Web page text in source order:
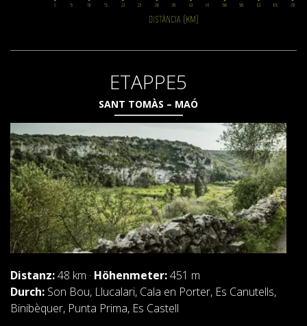
ETAPPE5
SANT TOMÀS – MAÓ
Distanz:48 km · Höhenmeter:451 m
Durch: Son Bou, Llucalari, Cala en Porter, Es Canutells,
Binibèquer, Punta Prima, Es Castell